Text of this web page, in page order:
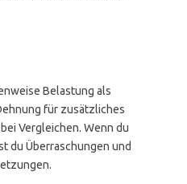
Belastung als
für zusätzliches
Vergleichen. Wenn du
du Überraschungen und